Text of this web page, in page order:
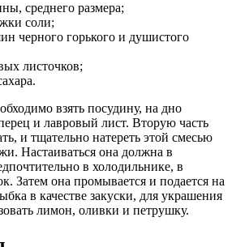
среднего размера;
соли;
черного горького и душистого
листочков;
взять посудину, на дно
и лавровый лист. Вторую часть
и тщательно натереть этой смесью
Настаиваться она должна в
в холодильнике, в
Затем она промывается и подается на
в качестве закуски, для украшения
лимон, оливки и петрушку.